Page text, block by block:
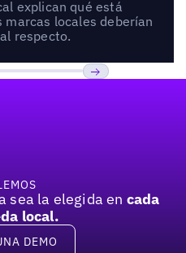
explican qué está
locales deberían
respecto.
sea la elegida en cada
local.
DEMO